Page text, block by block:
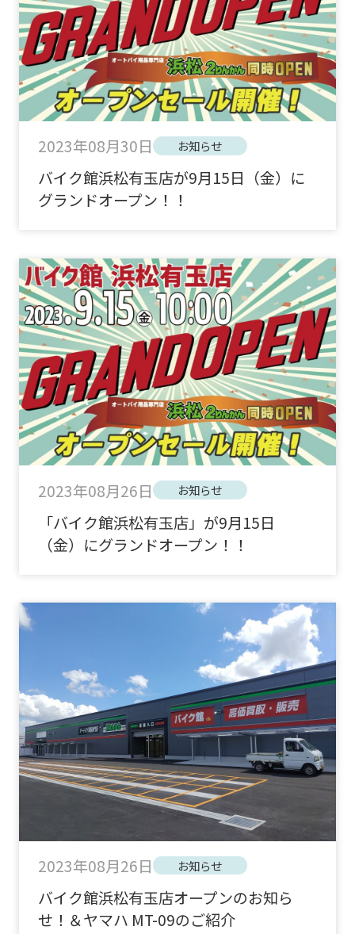
2023年08月30日 お知らせ
バイク館浜松有玉店が9月15日（金）に
グランドオープン！！
2023年08月26日 お知らせ
「バイク館浜松有玉店」が9月15日
（金）にグランドオープン！！
2023年08月26日 お知らせ
バイク館浜松有玉店オープンのお知ら
せ！＆ヤマハ MT-09のご紹介